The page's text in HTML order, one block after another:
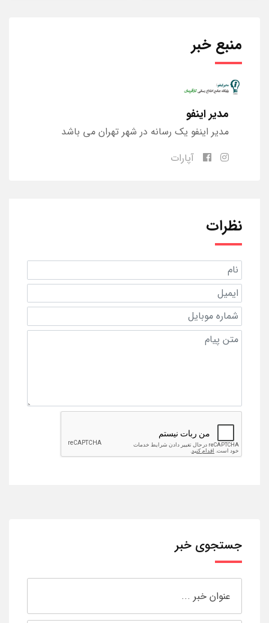
منبع خبر
مدیر اینفو
مدیر اینفو یک رسانه در شهر تهران می باشد
آپارات
نظرات
جستجوی خبر